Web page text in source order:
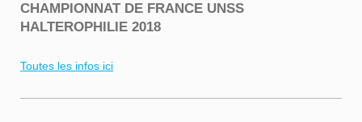
CHAMPIONNAT DE FRANCE UNSS
HALTEROPHILIE 2018
Toutes les infos ici